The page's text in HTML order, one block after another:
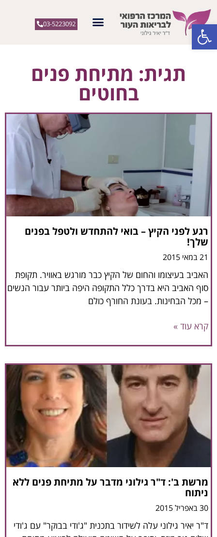
פתח סרגל נגישות 03-5223092
תגית: מתיחת פנים
בחוטים
רגע לפני הקיץ – בואי להתחדש ולטפל בפנים
שלך!
21 במאי 2015
האביב בעיצומו והחום של הקיץ כבר מורגש באוויר. תקופת
סוף האביב היא בדרך כלל התקופה היפה ביותר עבור הנשים
– מכל הבחינות. בעונת החורף כולם
קרא עוד »
מרשת ב': ד"ר גילוני מדבר על מתיחת פנים ללא
ניתוח
30 באפריל 2015
ד"ר יאיר גילוני עלה לשידור בתכנית "ג'ודי בבוקר" עם ג'ודי